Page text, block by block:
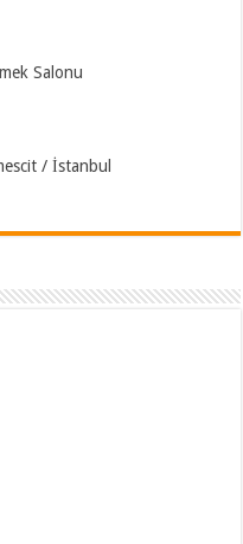
Salonu
/ İstanbul